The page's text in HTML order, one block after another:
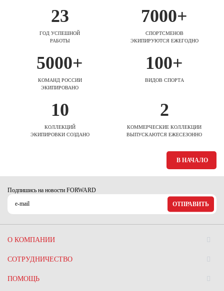
23
ГОД УСПЕШНОЙ
РАБОТЫ
7000+
СПОРТСМЕНОВ
ЭКИПИРУЮТСЯ ЕЖЕГОДНО
5000+
КОМАНД РОССИИ
ЭКИПИРОВАНО
100+
ВИДОВ СПОРТА
10
КОЛЛЕКЦИЙ
ЭКИПИРОВКИ СОЗДАНО
2
КОММЕРЧЕСКИЕ КОЛЛЕКЦИИ
ВЫПУСКАЮТСЯ ЕЖЕСЕЗОННО
В НАЧАЛО
Подпишись на новости FORWARD
ОТПРАВИТЬ
О КОМПАНИИ
СОТРУДНИЧЕСТВО
ПОМОЩЬ